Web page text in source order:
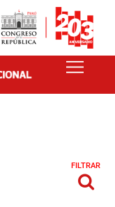
FILTRAR